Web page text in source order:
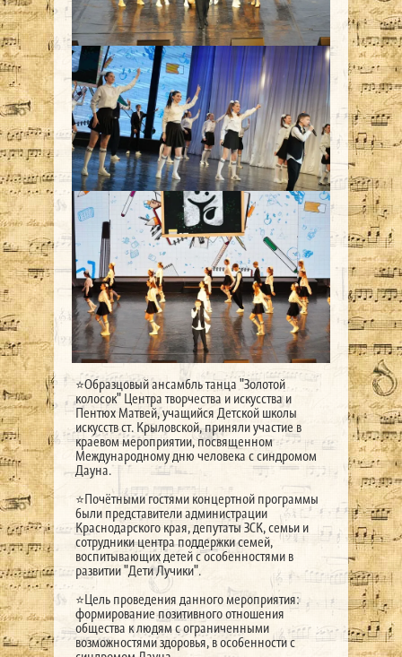
⭐️Образцовый ансамбль танца "Золотой
колосок" Центра творчества и искусства и
Пентюх Матвей, учащийся Детской школы
искусств ст. Крыловской, приняли участие в
краевом мероприятии, посвященном
Международному дню человека с синдромом
Дауна.
⭐️Почётными гостями концертной программы
были представители администрации
Краснодарского края, депутаты ЗСК, семьи и
сотрудники центра поддержки семей,
воспитывающих детей с особенностями в
развитии "Дети Лучики".
⭐️Цель проведения данного мероприятия:
формирование позитивного отношения
общества к людям с ограниченными
возможностями здоровья, в особенности с